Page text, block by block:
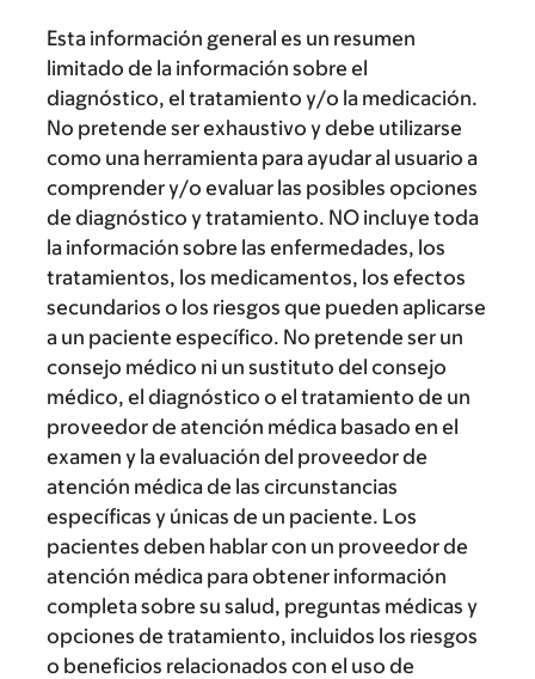
Esta información general es un resumen
limitado de la información sobre el
diagnóstico, el tratamiento y/o la medicación.
No pretende ser exhaustivo y debe utilizarse
como una herramienta para ayudar al usuario a
comprender y/o evaluar las posibles opciones
de diagnóstico y tratamiento. NO incluye toda
la información sobre las enfermedades, los
tratamientos, los medicamentos, los efectos
secundarios o los riesgos que pueden aplicarse
a un paciente específico. No pretende ser un
consejo médico ni un sustituto del consejo
médico, el diagnóstico o el tratamiento de un
proveedor de atención médica basado en el
examen y la evaluación del proveedor de
atención médica de las circunstancias
específicas y únicas de un paciente. Los
pacientes deben hablar con un proveedor de
atención médica para obtener información
completa sobre su salud, preguntas médicas y
opciones de tratamiento, incluidos los riesgos
o beneficios relacionados con el uso de